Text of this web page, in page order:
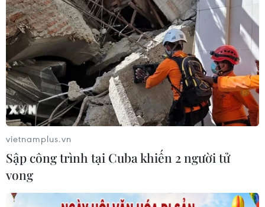
vietnamplus.vn
Sập công trình tại Cuba khiến 2 người tử
vong